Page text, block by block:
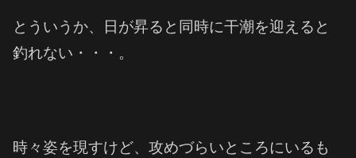
とういうか、日が昇ると同時に干潮を迎えると
釣れない・・・。
時々姿を現すけど、攻めづらいところにいるも